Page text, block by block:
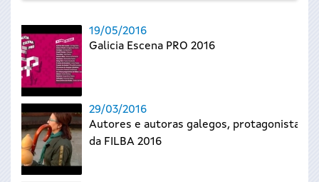
19/05/2016
Galicia Escena PRO 2016
29/03/2016
Autores e autoras galegos, protagonistas
da FILBA 2016